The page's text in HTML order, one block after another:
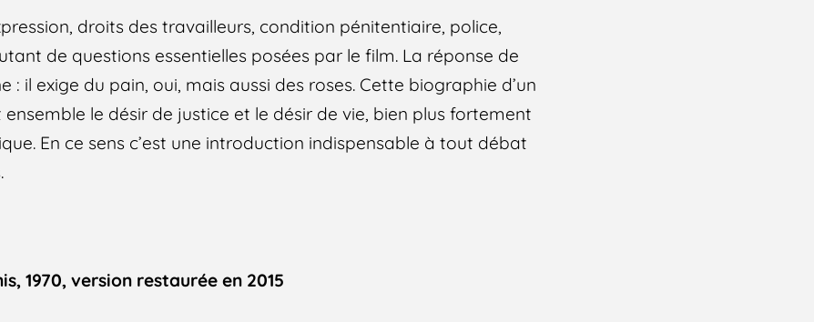
droits des travailleurs, condition pénitentiaire, police,
de questions essentielles posées par le film. La réponse de
: il exige du pain, oui, mais aussi des roses. Cette biographie d’un
le désir de justice et le désir de vie, bien plus fortement
En ce sens c’est une introduction indispensable à tout débat
1970, version restaurée en 2015